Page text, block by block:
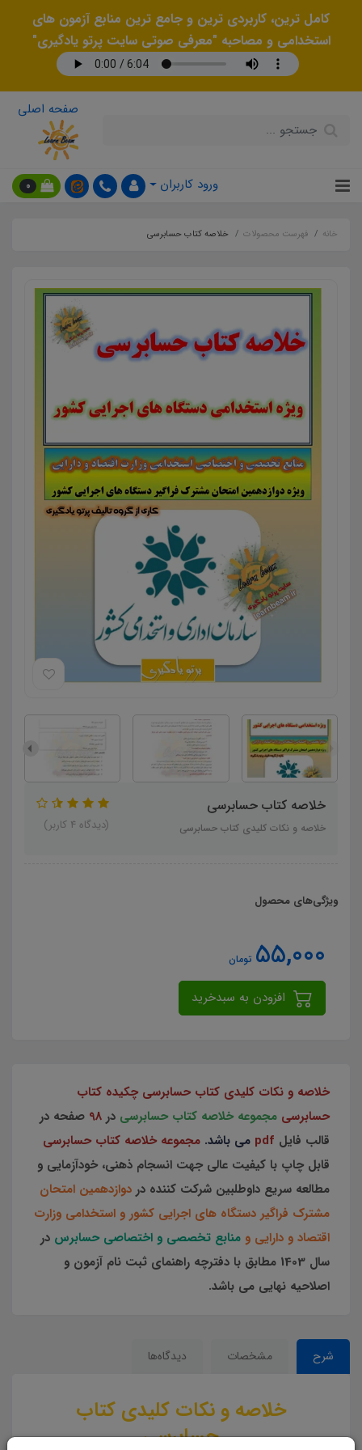
کامل ترین، کاربردی ترین و جامع ترین منابع آزمون های
استخدامی و مصاحبه "معرفی صوتی سایت پرتو یادگیری"
صفحه اصلی
ورود کاربران 0
خانه فهرست محصولات خلاصه کتاب حسابرسی
خلاصه کتاب حسابرسی
خلاصه و نکات کلیدی کتاب حسابرسی (دیدگاه 4 کاربر)
ویژگی‌های محصول
55,000 تومان
خلاصه و نکات کلیدی کتاب حسابرسی چکیده کتاب
حسابرسی مجموعه خلاصه کتاب حسابرسی در 98 صفحه در
قالب فایل pdf می باشد. مجموعه خلاصه کتاب حسابرسی
قابل چاپ با کیفیت عالی جهت انسجام ذهنی، خودآزمایی و
مطالعه سریع داوطلبین شرکت کننده در دوازدهمین امتحان
مشترک فراگیر دستگاه های اجرایی کشور و استخدامی وزارت
اقتصاد و دارایی و منابع تخصصی و اختصاصی حسابرس در
سال 1403 مطابق با دفترچه راهنمای ثبت نام آزمون و
اصلاحیه نهایی می باشد.
شرح مشخصات دیدگاه‌ها
خلاصه و نکات کلیدی کتاب
حسابرسی